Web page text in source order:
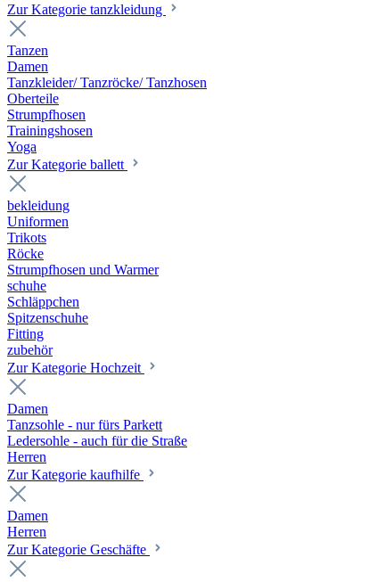
Zur Kategorie tanzkleidung
Tanzen
Damen
Tanzkleider/ Tanzröcke/ Tanzhosen
Oberteile
Strumpfhosen
Trainingshosen
Yoga
Zur Kategorie ballett
bekleidung
Uniformen
Trikots
Röcke
Strumpfhosen und Warmer
schuhe
Schläppchen
Spitzenschuhe
Fitting
zubehör
Zur Kategorie Hochzeit
Damen
Tanzsohle - nur fürs Parkett
Ledersohle - auch für die Straße
Herren
Zur Kategorie kaufhilfe
Damen
Herren
Zur Kategorie Geschäfte